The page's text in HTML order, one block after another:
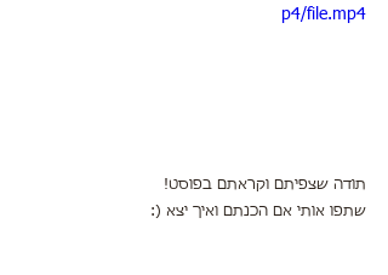
p4/file.mp4
תודה שצפיתם וקראתם בפוסט!
שתפו אותי אם הכנתם ואיך יצא (: